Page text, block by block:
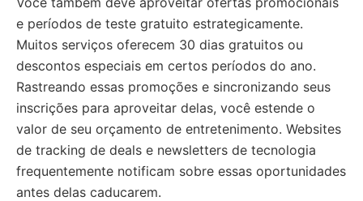
e períodos de teste gratuito estrategicamente.
Muitos serviços oferecem 30 dias gratuitos ou
descontos especiais em certos períodos do ano.
Rastreando essas promoções e sincronizando seus
inscrições para aproveitar delas, você estende o
valor de seu orçamento de entretenimento. Websites
de tracking de deals e newsletters de tecnologia
frequentemente notificam sobre essas oportunidades
antes delas caducarem.